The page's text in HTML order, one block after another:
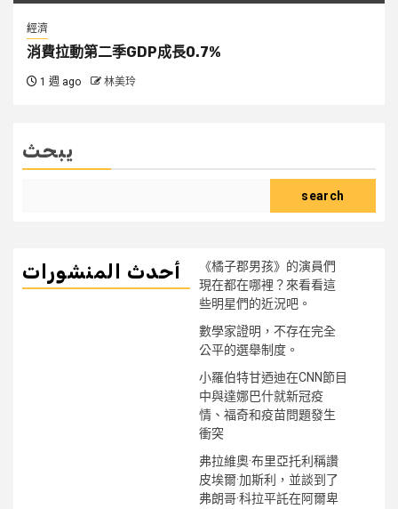
經濟
消費拉動第二季GDP成長0.7%
1 週 ago 林美玲
يبحث
search
أحدث المنشورات
《橘子郡男孩》的演員們
現在都在哪裡？來看看這
些明星們的近況吧。
數學家證明，不存在完全
公平的選舉制度。
小羅伯特甘迺迪在CNN節目
中與達娜巴什就新冠疫
情、福奇和疫苗問題發生
衝突
弗拉維奧·布里亞托利稱讚
皮埃爾·加斯利，並談到了
弗朗哥·科拉平託在阿爾卑